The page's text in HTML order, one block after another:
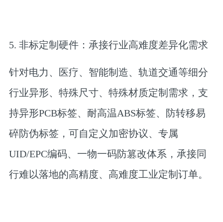
5. 非标定制硬件：承接行业高难度差异化需求
针对电力、医疗、智能制造、轨道交通等细分
行业异形、特殊尺寸、特殊材质定制需求，支
持异形PCB标签、耐高温ABS标签、防转移易
碎防伪标签，可自定义加密协议、专属
UID/EPC编码、一物一码防篡改体系，承接同
行难以落地的高精度、高难度工业定制订单。